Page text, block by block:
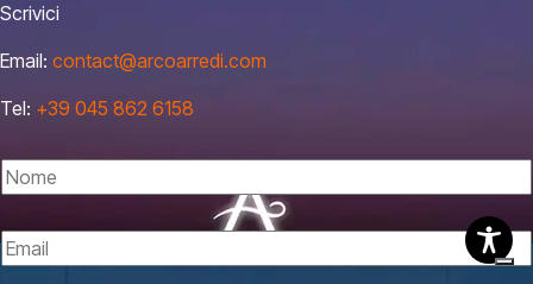
Scrivici
Email: contact@arcoarredi.com
Tel: +39 045 862 6158
N
o
m
e
E
m